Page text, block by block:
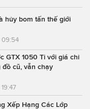
hủy bom tấn thế giới
09:54
GTX 1050 Ti với giá chỉ
đồ cũ, vẫn chạy
Xếp Hạng Các Lớp